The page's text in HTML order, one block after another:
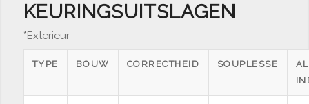
KEURINGSUITSLAGEN
*Exterieur
TYPE BOUW CORRECTHEID SOUPLESSE